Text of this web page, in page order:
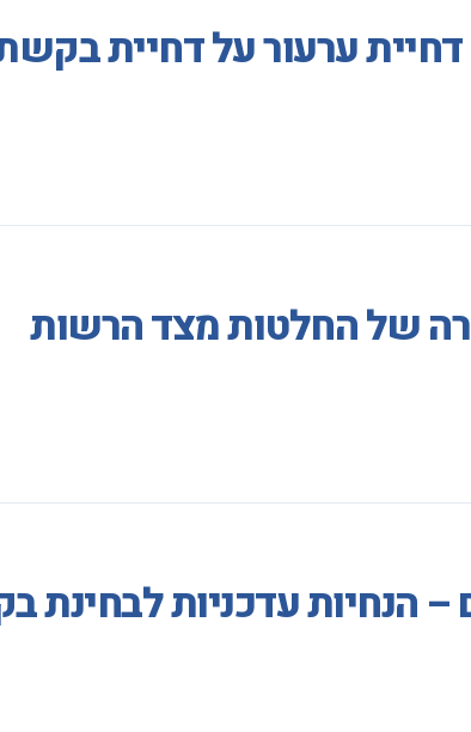
ערעור על דחיית
של החלטות מצד הרשות
– הנחיות עדכניות